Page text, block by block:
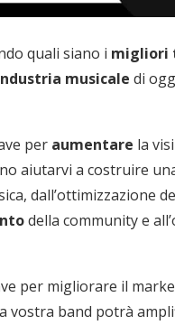
quali siano i migliori
musicale di
per aumentare la
aiutarvi a costruire
dall’ottimizzazione
della community e
per migliorare il
vostra band potrà